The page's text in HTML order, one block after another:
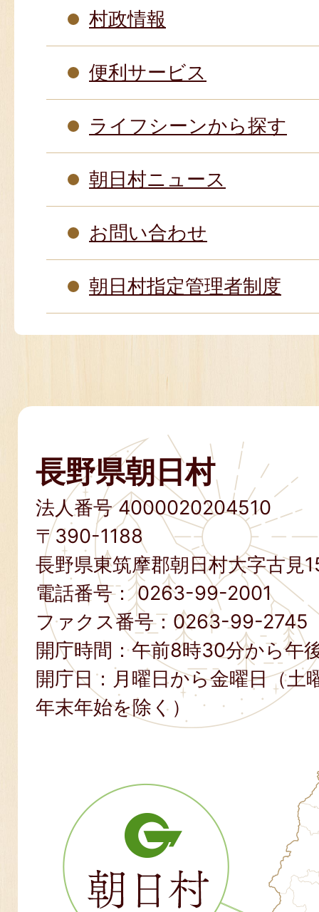
村政情報
便利サービス
ライフシーンから探す
朝日村ニュース
お問い合わせ
朝日村指定管理者制度
長野県朝日村
法人番号 4000020204510
〒390-1188
長野県東筑摩郡朝日村大字古見
電話番号：0263-99-2001
ファクス番号： 0263-99-2745
開庁時間：午前8時30分から午
開庁日：月曜日から金曜日（土
年末年始を除く）